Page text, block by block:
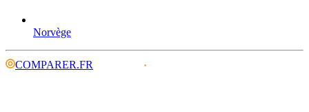
Norvège
COMPARER.FR